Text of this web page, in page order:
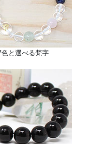
と選べる梵字